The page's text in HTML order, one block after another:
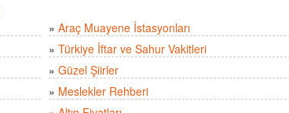
» Araç Muayene İstasyonları
» Türkiye İftar ve Sahur Vakitleri
» Güzel Şiirler
» Meslekler Rehberi